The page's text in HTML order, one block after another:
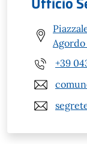
Agordo
+39